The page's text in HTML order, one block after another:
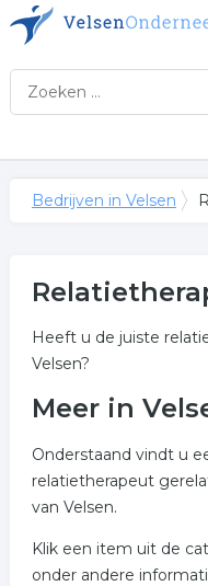
Bedrijven in Velsen
Heeft u de juiste
Velsen?
Meer in
Onderstaand vindt u
relatietherapeut
van Velsen.
Klik een item uit de
onder andere